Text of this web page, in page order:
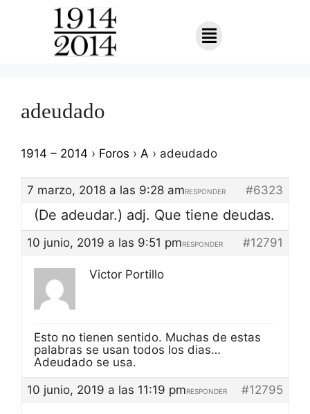
adeudado
1914 – 2014 › Foros › A › adeudado
7 marzo, 2018 a las 9:28 am #6323
RESPONDER
(De adeudar.) adj. Que tiene deudas.
10 junio, 2019 a las 9:51 pm #12791
RESPONDER
Victor Portillo
Esto no tienen sentido. Muchas de estas
palabras se usan todos los dias…
Adeudado se usa.
10 junio, 2019 a las 11:19 pm
#12795
RESPONDER